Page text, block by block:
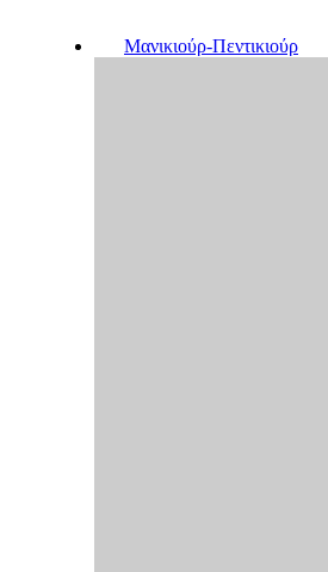
Μανικιούρ-Πεντικιούρ